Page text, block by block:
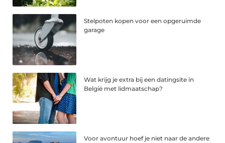
Stelpoten kopen voor een opgeruimde
garage
Wat krijg je extra bij een datingsite in
België met lidmaatschap?
Voor avontuur hoef je niet naar de andere